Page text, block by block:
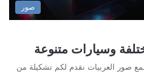
صور
وسيارات متنوعة
صور العربيات نقدم لكم تشكيلة من